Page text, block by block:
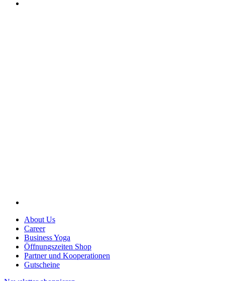
About Us
Career
Business Yoga
Öffnungszeiten Shop
Partner und Kooperationen
Gutscheine